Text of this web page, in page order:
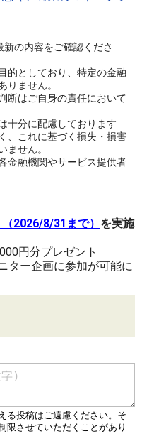
の内容をご確認くださ
的としており、特定の金融
りません。
断はご自身の責任において
十分に配慮しております
、これに基づく損失・損害
ません。
金融機関やサービス提供者
2026/8/31まで） を実施
円分プレゼント
ター企画に参加が可能に